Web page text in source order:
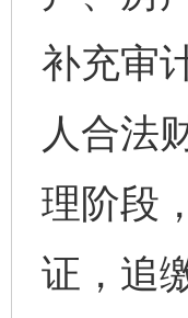
补充审
人合法
理阶段
证，追